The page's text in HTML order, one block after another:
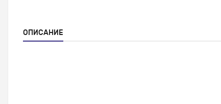
ОПИСАНИЕ